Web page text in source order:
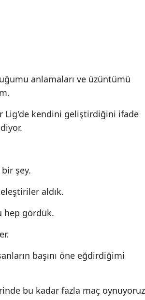
anlamaları ve üzüntümü
Lig'de kendini geliştirdiğini ifade
şey.
aldık.
hep gördük.
başını öne eğdirdiğimi
bu kadar fazla maç